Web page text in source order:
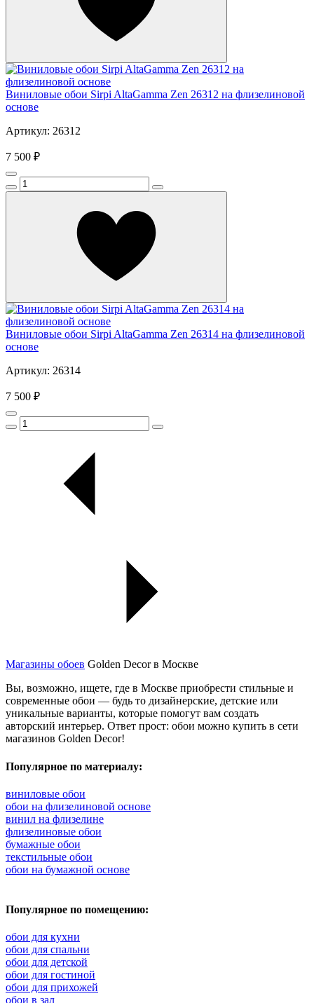
Виниловые обои Sirpi AltaGamma Zen 26312 на флизелиновой
основе
Артикул: 26312
7 500 ₽
Виниловые обои Sirpi AltaGamma Zen 26314 на флизелиновой
основе
Артикул: 26314
7 500 ₽
Магазины обоев Golden Decor в Москве
Вы, возможно, ищете, где в Москве приобрести стильные и
современные обои — будь то дизайнерские, детские или
уникальные варианты, которые помогут вам создать
авторский интерьер. Ответ прост: обои можно купить в сети
магазинов Golden Decor!
Популярное по материалу:
виниловые обои
обои на флизелиновой основе
винил на флизелине
флизелиновые обои
бумажные обои
текстильные обои
обои на бумажной основе
Популярное по помещению:
обои для кухни
обои для спальни
обои для детской
обои для гостиной
обои для прихожей
обои в зал